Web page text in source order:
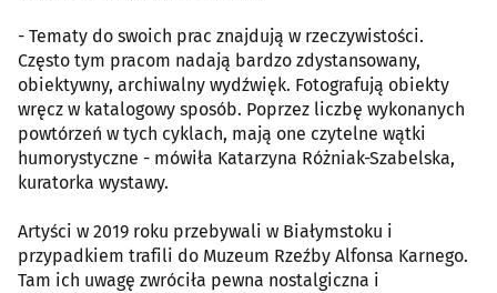
- Tematy do swoich prac znajdują w rzeczywistości.
Często tym pracom nadają bardzo zdystansowany,
obiektywny, archiwalny wydźwięk. Fotografują obiekty
wręcz w katalogowy sposób. Poprzez liczbę wykonanych
powtórzeń w tych cyklach, mają one czytelne wątki
humorystyczne - mówiła Katarzyna Różniak-Szabelska,
kuratorka wystawy.
Artyści w 2019 roku przebywali w Białymstoku i
przypadkiem trafili do Muzeum Rzeźby Alfonsa Karnego.
Tam ich uwagę zwróciła pewna nostalgiczna i